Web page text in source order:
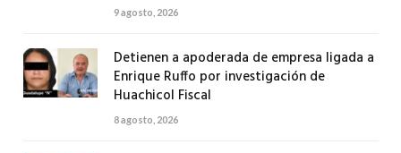
9 agosto, 2026
Detienen a apoderada de empresa ligada a
Enrique Ruffo por investigación de
Huachicol Fiscal
8 agosto, 2026